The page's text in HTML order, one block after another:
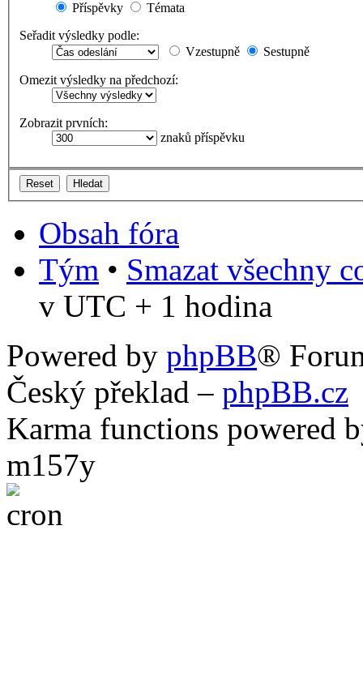
Příspěvky
Témata
Seřadit výsledky podle:
Vzestupně
Sestupně
Omezit výsledky na předchozí:
Zobrazit prvních:
znaků příspěvku
Obsah fóra
Tým • Smazat všechny
v UTC + 1 hodina
Powered by phpBB®
Český překlad – phpBB.cz
Karma functions powered
m157y